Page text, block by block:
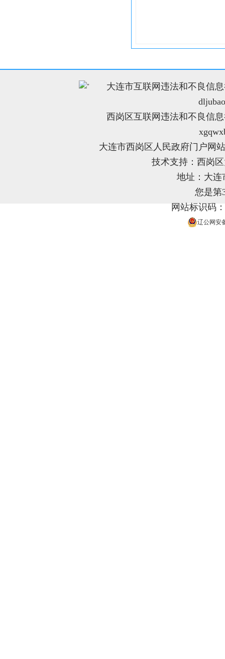
"
大连市互联网违法和不良信
西岗区互联网违法和不良信
大连市西岗区人民政府门户网
技术支持：西岗
地址：大连
您是第
网站标识码
辽公网安